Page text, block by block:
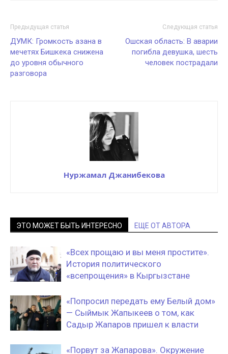
Предыдущая статья
ДУМК: Громкость азана в
мечетях Бишкека снижена
до уровня обычного
разговора
Следующая статья
Ошская область: В аварии
погибла девушка, шесть
человек пострадали
Нуржамал Джанибекова
ЭТО МОЖЕТ БЫТЬ ИНТЕРЕСНО ЕЩЕ ОТ АВТОРА
«Всех прощаю и вы меня простите».
История политического
«всепрощения» в Кыргызстане
«Попросил передать ему Белый дом»
— Сыймык Жапыкеев о том, как
Садыр Жапаров пришел к власти
«Порвут за Жапарова». Окружение